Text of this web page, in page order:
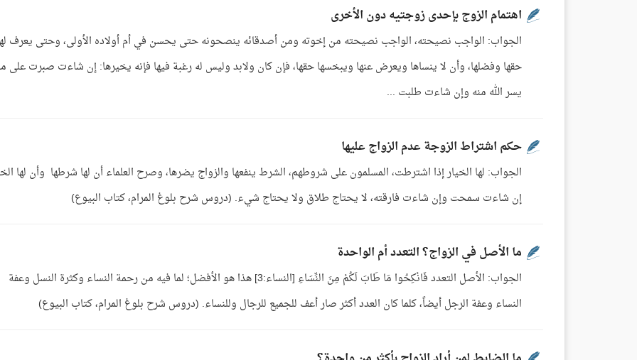
اهتمام الزوج بإحدى زوجتيه دون الأخرى
الجواب: الواجب نصيحته، الواجب نصيحته من إخوته ومن أصدقائه ينصحونه حتى يحسن في أم أولاده الأولى، وحتى يعرف
حقها وفضلها، وأن لا ينساها ويعرض عنها ويبخسها حقها، فإن كان ولابد وليس له رغبة فيها فإنه يخيرها: إن شاءت صبرت على
يسر الله منه وإن شاءت طلبت ...
حكم اشتراط الزوجة عدم الزواج عليها
الجواب: لها الخيار إذا اشترطت، المسلمون على شروطهم، الشرط ينفعها والزواج يضرها، وصرح العلماء أن لها شرطها وأن لها
إن شاءت سمحت وإن شاءت فارقته، لا يحتاج طلاق ولا يحتاج شيء. (دروس شرح بلوغ المرام، كتاب البيوع)
ما الأصل في الزواج؟ التعدد أم الواحدة
الجواب: الأصل التعدد فَانْكِحُوا مَا طَابَ لَكُمْ مِنَ النِّسَاءِ [النساء:3] هذا هو الأفضل؛ لما فيه من رحمة النساء وكثرة النسل وعفة
النساء وعفة الرجل أيضاً، كلما كان العدد أكثر صار أعف للجميع للرجال وللنساء. (دروس شرح بلوغ المرام، كتاب البيوع)